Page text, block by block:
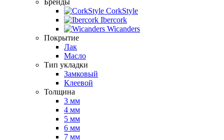
Бренды
CorkStyle
Ibercork
Wicanders
Покрытие
Лак
Масло
Тип укладки
Замковый
Клеевой
Толщина
3 мм
4 мм
5 мм
6 мм
7 мм